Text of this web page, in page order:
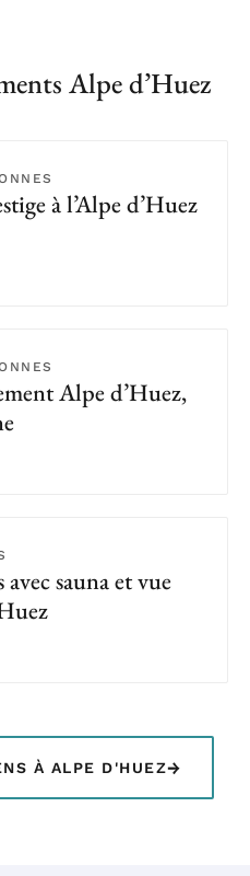
Alpe d’Huez
à l’Alpe d’Huez
Alpe d’Huez,
sauna et vue
À ALPE D'HUEZ→